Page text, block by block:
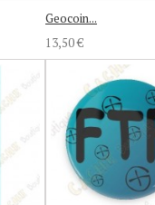
Geocoin...
13,50 €